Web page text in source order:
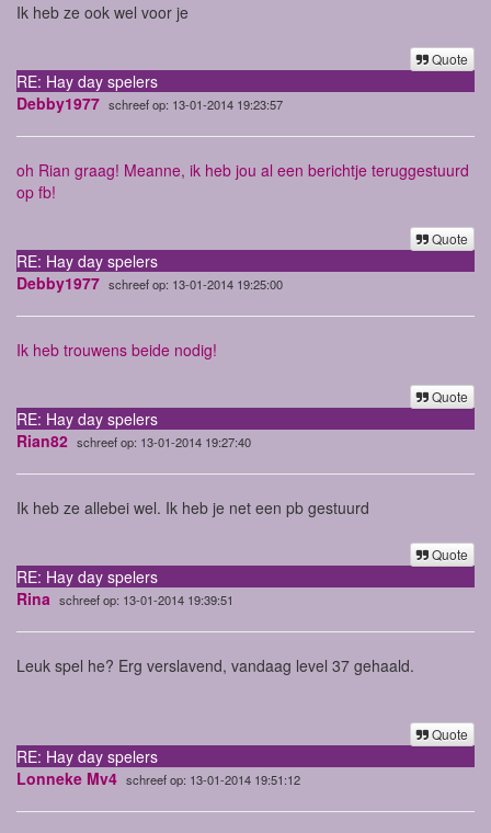
Ik heb ze ook wel voor je
Quote
RE: Hay day spelers
Debby1977 schreef op: 13-01-2014 19:23:57
oh Rian graag! Meanne, ik heb jou al een berichtje teruggestuurd
op fb!
Quote
RE: Hay day spelers
Debby1977 schreef op: 13-01-2014 19:25:00
Ik heb trouwens beide nodig!
Quote
RE: Hay day spelers
Rian82 schreef op: 13-01-2014 19:27:40
Ik heb ze allebei wel. Ik heb je net een pb gestuurd
Quote
RE: Hay day spelers
Rina schreef op: 13-01-2014 19:39:51
Leuk spel he? Erg verslavend, vandaag level 37 gehaald.
Quote
RE: Hay day spelers
Lonneke Mv4 schreef op: 13-01-2014 19:51:12